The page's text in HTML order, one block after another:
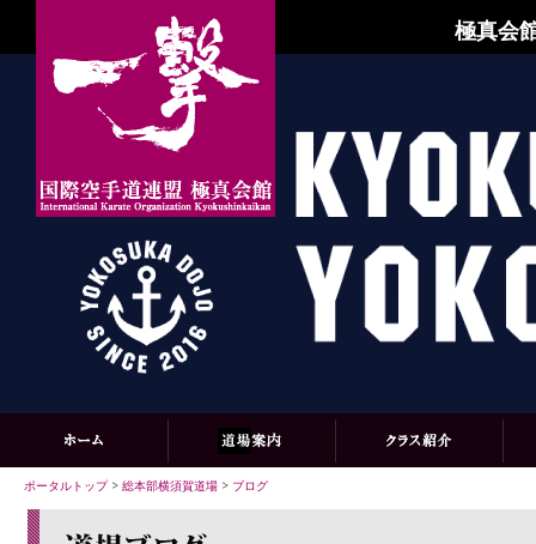
極真会
ポータルトップ> 総本部横須賀道場 > ブログ